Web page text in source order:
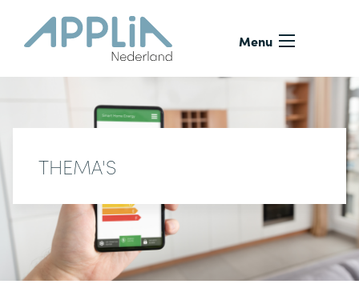
Ga naar de inhoud
Menu
THEMA'S